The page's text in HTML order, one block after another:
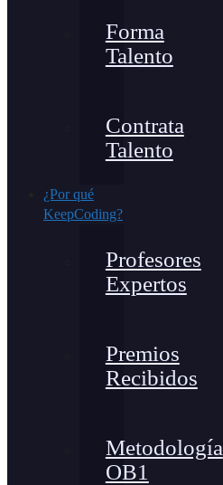
Forma
Talento
Contrata
Talento
¿Por qué
KeepCoding?
Profesores
Expertos
Premios
Recibidos
Metodología
OB1